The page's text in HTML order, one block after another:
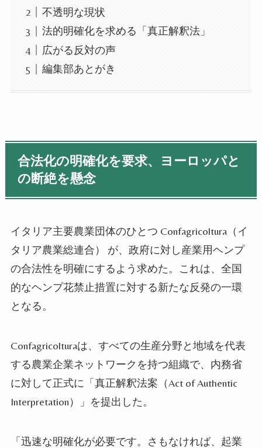
不透明な現状
法的明確化を求める「真正解釈法」
広がる反対の声
編集部あとがき
合法化の明確化を要求、ヨーロッパと
の断絶を懸念
イタリア主要農業団体のひとつ Confagricoltura（イ
タリア農業総連合） が、政府に対し産業用ヘンプ
の合法性を明確にするよう求めた。これは、全国
的なヘンプ花禁止措置に対する新たな反発の一環
となる。
Confagricolturaは、すべての生産分野と地域を代表
する農業企業ネットワークを持つ組織で、内務省
に対して正式に「真正解釈法案（Act of Authentic
Interpretation）」を提出した。
「迅速な明確化が必要です。さもなければ、起業